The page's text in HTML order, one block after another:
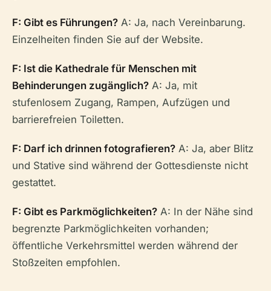
F: Gibt es Führungen? A: Ja, nach Vereinbarung.
Einzelheiten finden Sie auf der Website.
F: Ist die Kathedrale für Menschen mit
Behinderungen zugänglich? A: Ja, mit
stufenlosem Zugang, Rampen, Aufzügen und
barrierefreien Toiletten.
F: Darf ich drinnen fotografieren? A: Ja, aber Blitz
und Stative sind während der Gottesdienste nicht
gestattet.
F: Gibt es Parkmöglichkeiten? A: In der Nähe sind
begrenzte Parkmöglichkeiten vorhanden;
öffentliche Verkehrsmittel werden während der
Stoßzeiten empfohlen.